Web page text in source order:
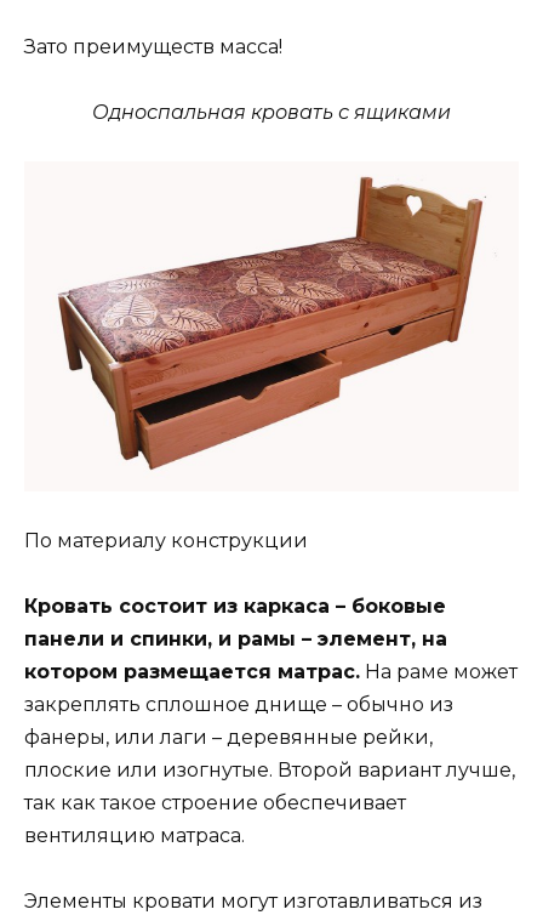
Зато преимуществ масса!
Односпальная кровать с ящиками
По материалу конструкции
Кровать состоит из каркаса – боковые
панели и спинки, и рамы – элемент, на
котором размещается матрас. На раме может
закреплять сплошное днище – обычно из
фанеры, или лаги – деревянные рейки,
плоские или изогнутые. Второй вариант лучше,
так как такое строение обеспечивает
вентиляцию матраса.
Элементы кровати могут изготавливаться из